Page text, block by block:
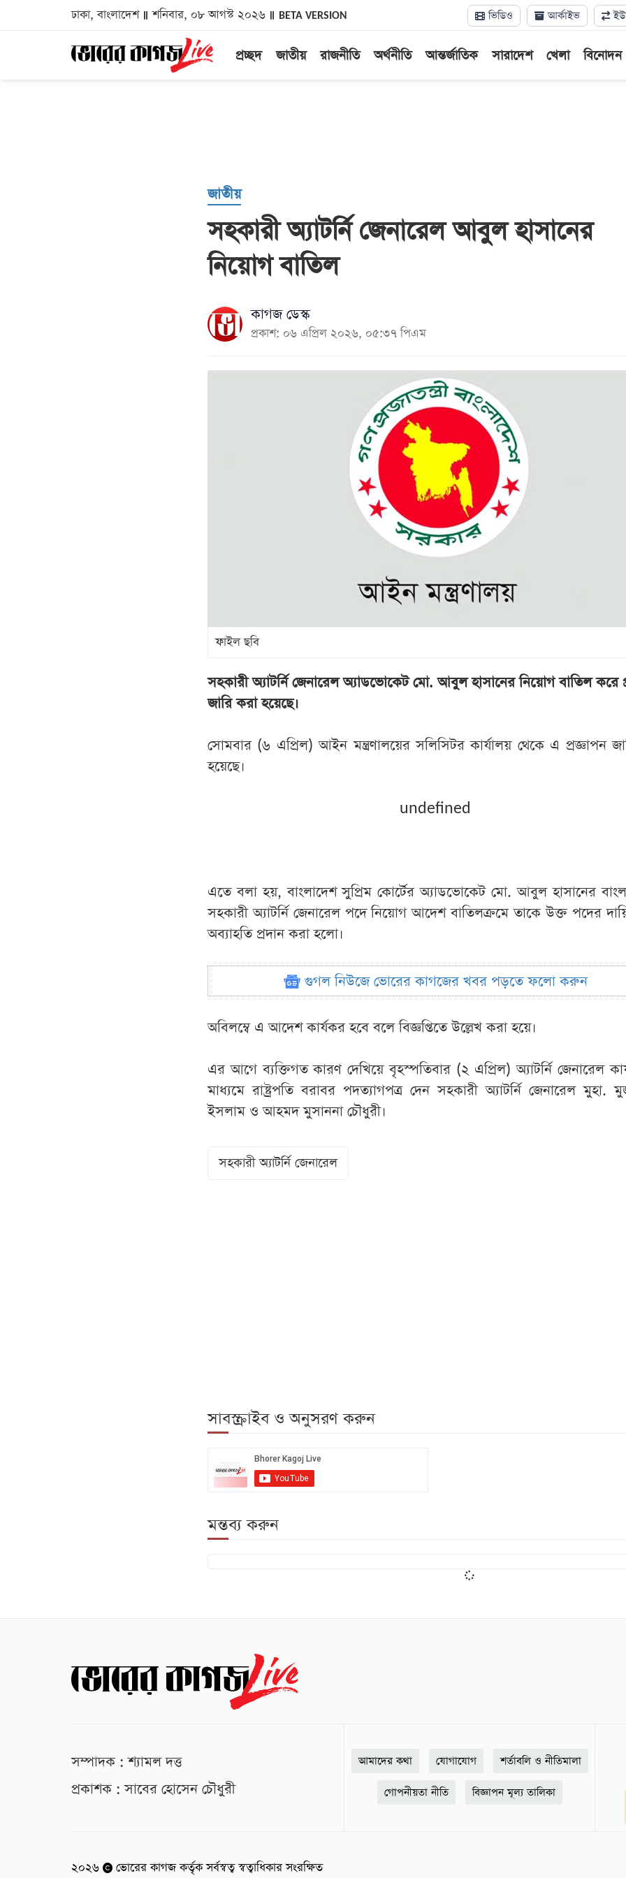
ঢাকা, বাংলাদেশ শনিবার, ০৮ আগস্ট ২০২৬ BETA VERSION ভিডিও আর্কাইভ
প্রচ্ছদ জাতীয় রাজনীতি অর্থনীতি আন্তর্জাতিক সারাদেশ খেলা বিনোদন
জাতীয়
সহকারী অ্যাটর্নি জেনারেল আবুল হাসানের
নিয়োগ বাতিল
কাগজ ডেস্ক
প্রকাশ: ০৬ এপ্রিল ২০২৬, ০৫:৩৭ পিএম
ফাইল ছবি
সহকারী অ্যাটর্নি জেনারেল অ্যাডভোকেট মো. আবুল হাসানের নিয়োগ বাতিল করে
জারি করা হয়েছে।
সোমবার (৬ এপ্রিল) আইন মন্ত্রণালয়ের সলিসিটর কার্যালয় থেকে এ প্রজ্ঞাপন
হয়েছে।
undefined
এতে বলা হয়, বাংলাদেশ সুপ্রিম কোর্টের অ্যাডভোকেট মো. আবুল হাসানের
সহকারী অ্যাটর্নি জেনারেল পদে নিয়োগ আদেশ বাতিলক্রমে তাকে উক্ত পদের
অব্যাহতি প্রদান করা হলো।
গুগল নিউজে ভোরের কাগজের খবর পড়তে ফলো করুন
অবিলম্বে এ আদেশ কার্যকর হবে বলে বিজ্ঞপ্তিতে উল্লেখ করা হয়ে।
এর আগে ব্যক্তিগত কারণ দেখিয়ে বৃহস্পতিবার (২ এপ্রিল) অ্যাটর্নি জেনারেল
মাধ্যমে রাষ্ট্রপতি বরাবর পদত্যাগপত্র দেন সহকারী অ্যাটর্নি জেনারেল মুহা.
ইসলাম ও আহমদ মুসাননা চৌধুরী।
সহকারী অ্যাটর্নি জেনারেল
সাবস্ক্রাইব ও অনুসরণ করুন
মন্তব্য করুন
সম্পাদক : শ্যামল দত্ত
প্রকাশক : সাবের হোসেন চৌধুরী
আমাদের কথা যোগাযোগ শর্তাবলি ও নীতিমালা
গোপনীয়তা নীতি বিজ্ঞাপন মূল্য তালিকা
২০২৬ ভোরের কাগজ কর্তৃক সর্বস্বত্ব স্বত্বাধিকার সংরক্ষিত